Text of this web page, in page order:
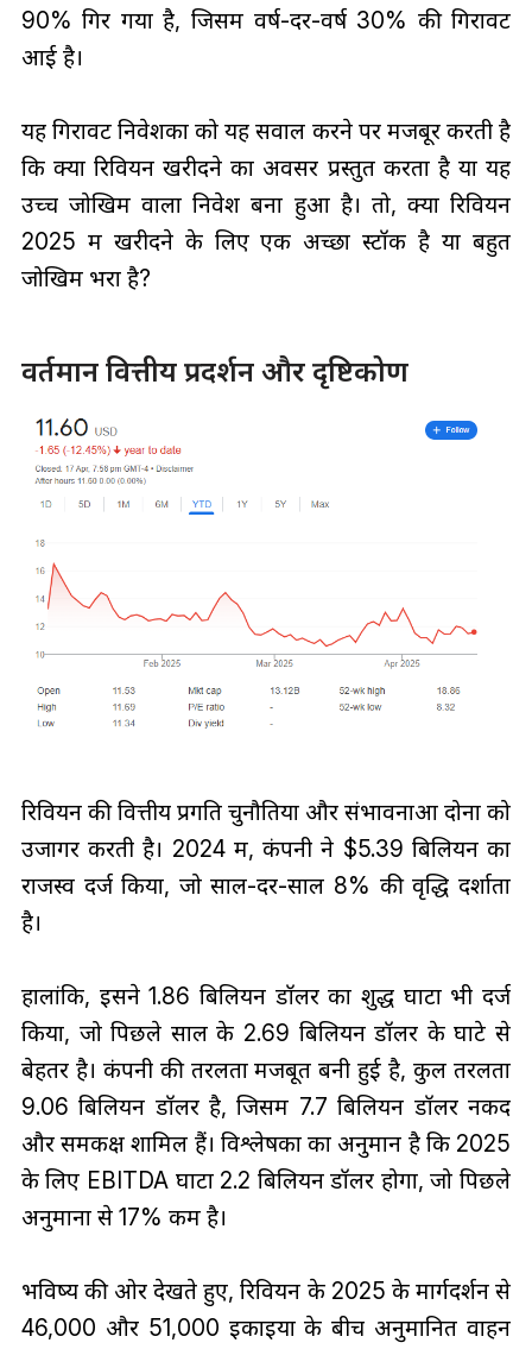
90% गिर गया है, जिसमें वर्ष-दर-वर्ष 30% की गिरावट
आई है।
यह गिरावट निवेशकों को यह सवाल करने पर मजबूर करती है
कि क्या रिवियन खरीदने का अवसर प्रस्तुत करता है या यह
उच्च जोखिम वाला निवेश बना हुआ है। तो, क्या रिवियन
2025 में खरीदने के लिए एक अच्छा स्टॉक है या बहुत
जोखिम भरा है?
वर्तमान वित्तीय प्रदर्शन और दृष्टिकोण
रिवियन की वित्तीय प्रगति चुनौतियों और संभावनाओं दोनों को
उजागर करती है। 2024 में, कंपनी ने $5.39 बिलियन का
राजस्व दर्ज किया, जो साल-दर-साल 8% की वृद्धि दर्शाता
है।
हालांकि, इसने 1.86 बिलियन डॉलर का शुद्ध घाटा भी दर्ज
किया, जो पिछले साल के 2.69 बिलियन डॉलर के घाटे से
बेहतर है। कंपनी की तरलता मजबूत बनी हुई है, कुल तरलता
9.06 बिलियन डॉलर है, जिसमें 7.7 बिलियन डॉलर नकद
और समकक्ष शामिल हैं। विश्लेषकों का अनुमान है कि 2025
के लिए EBITDA घाटा 2.2 बिलियन डॉलर होगा, जो पिछले
अनुमानों से 17% कम है।
भविष्य की ओर देखते हुए, रिवियन के 2025 के मार्गदर्शन से
46,000 और 51,000 इकाइयों के बीच अनुमानित वाहन